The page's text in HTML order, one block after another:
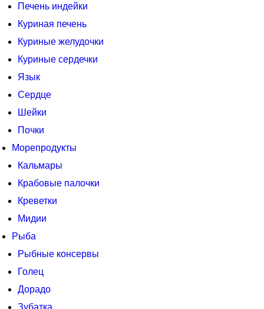
Печень индейки
Куриная печень
Куриные желудочки
Куриные сердечки
Язык
Сердце
Шейки
Почки
Морепродукты
Кальмары
Крабовые палочки
Креветки
Мидии
Рыба
Рыбные консервы
Голец
Дорадо
Зубатка